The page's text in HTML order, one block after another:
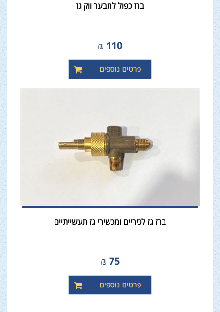
ברז כפול למבער ווק גז
110
₪
ברז גז לכיריים ומכשירי גז תעשייתיים
75
₪